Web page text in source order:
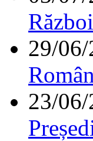
29/
23/